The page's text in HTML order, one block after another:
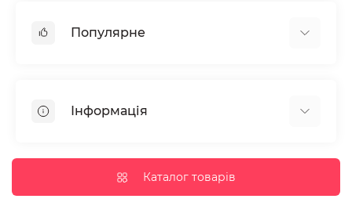
Популярне
Парафінотерапія
Вії та брови
Дезінфекція та стерилізація
Інформація
Доставка та оплата
Корисні статті
Каталог товарів